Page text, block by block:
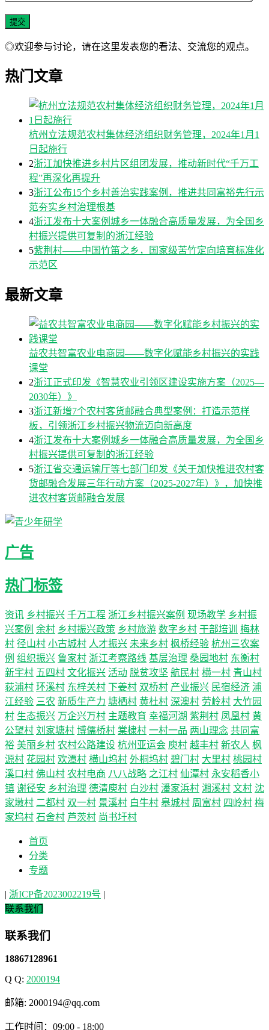
◎欢迎参与讨论，请在这里发表您的看法、交流您的观点。
热门文章
杭州立法规范农村集体经济组织财务管理，2024年1月1
日起施行
2浙江加快推进乡村片区组团发展，推动新时代“千万工
程”再深化再提升
3浙江公布15个乡村善治实践案例，推进共同富裕先行示
范夯实乡村治理根基
4浙江发布十大案例城乡一体融合高质量发展，为全国乡
村振兴提供可复制的浙江经验
5紫荆村——中国竹笛之乡，国家级苦竹定向培育标准化
示范区
最新文章
益农共智富农业电商园——数字化赋能乡村振兴的实践
课堂
2浙江正式印发《智慧农业引领区建设实施方案（2025—
2030年）》
3浙江新增7个农村客货邮融合典型案例：打造示范样
板，引领浙江乡村振兴物流迈向新高度
4浙江发布十大案例城乡一体融合高质量发展，为全国乡
村振兴提供可复制的浙江经验
5浙江省交通运输厅等七部门印发《关于加快推进农村客
货邮融合发展三年行动方案（2025-2027年）》，加快推
进农村客货邮融合发展
广告
热门标签
资讯 乡村振兴 千万工程 浙江乡村振兴案例 现场教学 乡村振
兴案例 余村 乡村振兴政策 乡村旅游 数字乡村 干部培训
梅林
村 径山村 小古城村 人才振兴 未来乡村 枫桥经验 杭州三农案
例 组织振兴 鲁家村 浙江考察路线 基层治理 桑园地村 东衡村
新宇村 五四村 文化振兴 活动 脱贫攻坚 航民村 横一村 青山村
荻浦村 环溪村 东梓关村 下姜村 双桥村 产业振兴 民宿经济 浦
江经验 三农 新质生产力 塘栖村 黄杜村 深澳村 劳岭村 大竹园
村 生态振兴 万企兴万村 主题教育 幸福河湖 紫荆村 凤凰村 黄
公望村 刘家塘村 博儒桥村 棠棣村 一村一品 两山理念 共同富
裕 美丽乡村 农村公路建设 杭州亚运会 庾村 越丰村 新农人 枫
源村 花园村 欢潭村 横山坞村 外桐坞村 碧门村 大里村 桃园村
溪口村 佛山村 农村电商 八八战略 之江村 仙潭村 永安稻香小
镇 谢径安 乡村治理 德清庾村 白沙村 潘家浜村 湘溪村 文村 沈
家墩村 二都村 双一村 景溪村 白牛村 皋城村 周富村 四岭村 梅
家坞村 石舍村 芦茨村 尚书圩村
首页
分类
专题
| 浙ICP备2023002219号 |
联系我们
联系我们
18867128961
Q Q: 2000194
邮箱: 2000194@qq.com
工作时间：09:00 - 18:00